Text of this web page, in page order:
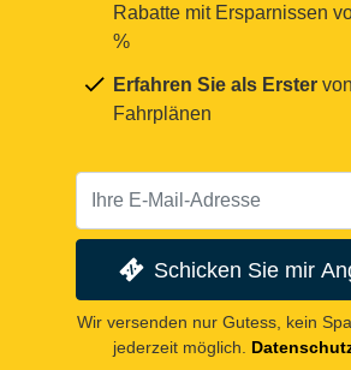
Rabatte mit Ersparnissen
%
Erfahren Sie als Erster
Fahrplänen
Schicken Sie mir
Wir versenden nur Gutess, kein
jederzeit möglich.